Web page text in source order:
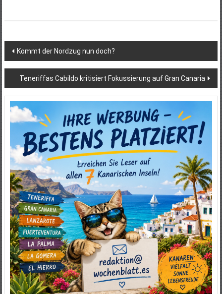
Beitragsnavigation
Kommt der Nordzug nun doch?
Teneriffas Cabildo kritisiert Fokussierung auf Gran Canaria